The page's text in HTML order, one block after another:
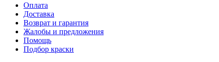
Оплата
Доставка
Возврат и гарантия
Жалобы и предложения
Помощь
Подбор краски